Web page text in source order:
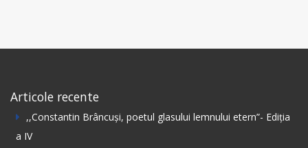
Articole recente
,,Constantin Вrâncuși, poetul glasului lemnului etern”- Ediția
а IV